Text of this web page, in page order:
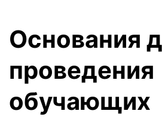
Основания
проведения
обучающих